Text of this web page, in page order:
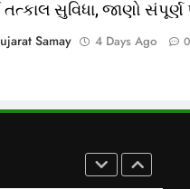
સુવિધા, જાણો સંપૂર્ણ
Samay
4 Days Ago 0
મધ કે ઘી ખરેખર શુદ્ધ છે?
ડાબરના દાવાઓની પોલ
પવન પાંડેને 2027
ઉમેદવાર